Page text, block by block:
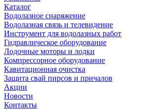
Каталог
Водолазное снаряжение
Водолазная связь и телевидение
Инструмент для водолазных работ
Гидравлическое оборудование
Лодочные моторы и лодки
Компрессорное оборудование
Кавитационная очистка
Защита свай пирсов и причалов
Акции
Новости
Контакты